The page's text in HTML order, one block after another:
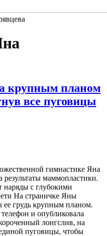
крупным планом
все пуговицы
гимнастике Яна
результаты маммопластики.
наряды с глубокими
На страничке Яны
ее грудь крупным планом.
и опубликовала
лонгслив, на
пуговицы, чтобы